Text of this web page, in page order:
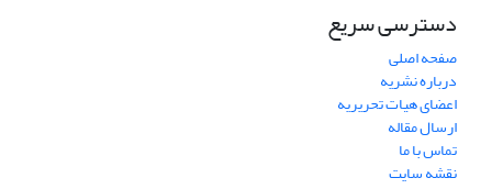
دسترسی سریع
صفحه اصلی
درباره نشریه
اعضای هیات تحریریه
ارسال مقاله
تماس با ما
نقشه سایت